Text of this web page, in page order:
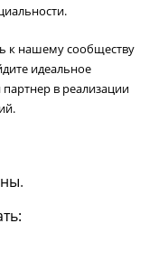
к нашему сообществу
идеальное
в реализации
.